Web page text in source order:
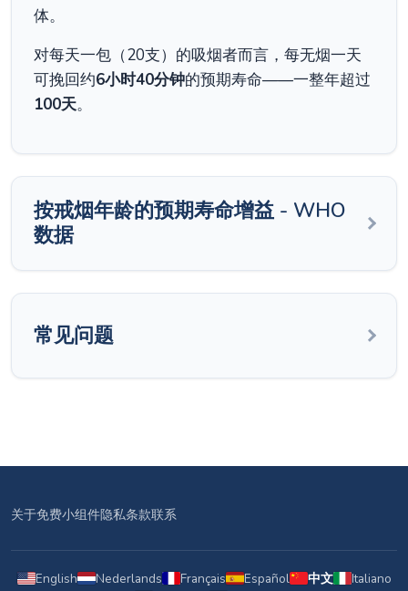
体。
对每天一包（20支）的吸烟者而言，每无烟一天
可挽回约6小时40分钟的预期寿命——一整年超过
100天。
按戒烟年龄的预期寿命增益 - WHO
数据
常见问题
关于免费小组件隐私条款联系
English Nederlands Français Español 中文
Italiano